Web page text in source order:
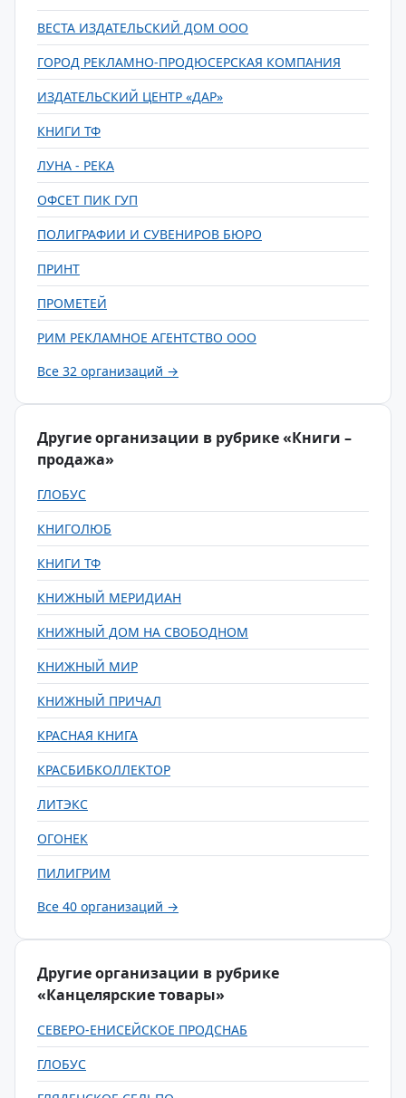
ВЕСТА ИЗДАТЕЛЬСКИЙ ДОМ ООО
ГОРОД РЕКЛАМНО-ПРОДЮСЕРСКАЯ КОМПАНИЯ
ИЗДАТЕЛЬСКИЙ ЦЕНТР «ДАР»
КНИГИ ТФ
ЛУНА - РЕКА
ОФСЕТ ПИК ГУП
ПОЛИГРАФИИ И СУВЕНИРОВ БЮРО
ПРИНТ
ПРОМЕТЕЙ
РИМ РЕКЛАМНОЕ АГЕНТСТВО ООО
Все 32 организаций →
Другие организации в рубрике «Книги –
продажа»
ГЛОБУС
КНИГОЛЮБ
КНИГИ ТФ
КНИЖНЫЙ МЕРИДИАН
КНИЖНЫЙ ДОМ НА СВОБОДНОМ
КНИЖНЫЙ МИР
КНИЖНЫЙ ПРИЧАЛ
КРАСНАЯ КНИГА
КРАСБИБКОЛЛЕКТОР
ЛИТЭКС
ОГОНЕК
ПИЛИГРИМ
Все 40 организаций →
Другие организации в рубрике
«Канцелярские товары»
СЕВЕРО-ЕНИСЕЙСКОЕ ПРОДСНАБ
ГЛОБУС